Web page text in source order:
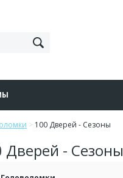
> 100 Дверей - Сезоны
Дверей - Сезоны